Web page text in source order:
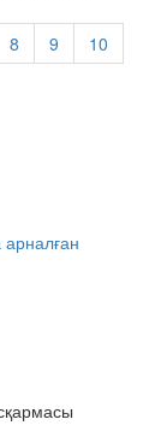
8 9
10
арналған